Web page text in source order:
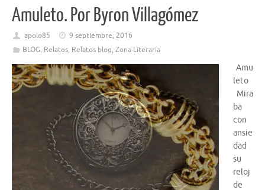
Amuleto. Por Byron Villagómez
apolo85
9 septiembre, 2016
BLOG, Relatos, Relatos blog, Zona Literaria
Amu
leto
Mira
ba
con
ansie
dad
su
reloj
de